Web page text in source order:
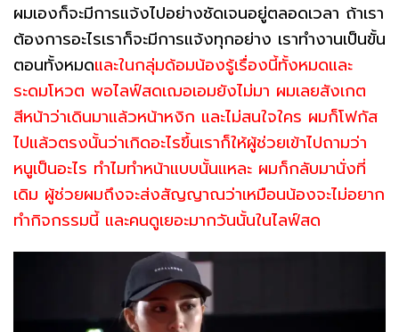
ผมเองก็จะมีการแจ้งไปอย่างชัดเจนอยู่ตลอดเวลา ถ้าเรา
ต้องการอะไรเราก็จะมีการแจ้งทุกอย่าง เราทำงานเป็นขั้น
ตอนทั้งหมดและในกลุ่มด้อมน้องรู้เรื่องนี้ทั้งหมดและ
ระดมโหวต พอไลฟ์สดเฌอเอมยังไม่มา ผมเลยสังเกต
สีหน้าว่าเดินมาแล้วหน้าหงิก และไม่สนใจใคร ผมก็โฟกัส
ไปแล้วตรงนั้นว่าเกิดอะไรขึ้นเราก็ให้ผู้ช่วยเข้าไปถามว่า
หนูเป็นอะไร ทำไมทำหน้าแบบนั้นแหละ ผมก็กลับมานั่งที่
เดิม ผู้ช่วยผมถึงจะส่งสัญญาณว่าเหมือนน้องจะไม่อยาก
ทำกิจกรรมนี้ และคนดูเยอะมากวันนั้นในไลฟ์สด